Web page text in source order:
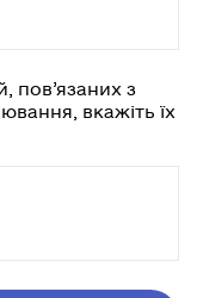
пов’язаних з
вкажіть їх